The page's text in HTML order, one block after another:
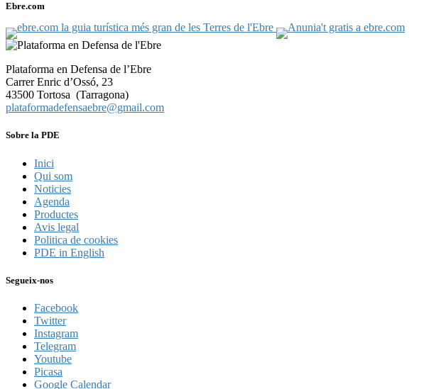
Ebre.com
Plataforma en Defensa de l’Ebre
Carrer Enric d’Ossó, 23
43500 Tortosa (Tarragona)
plataformadefensaebre@gmail.com
Sobre la PDE
Inici
Qui som
Noticies
Agenda
Productes
Avis legal
Politica de cookies
PDE in English
Segueix-nos
Facebook
Twitter
Instagram
Telegram
Youtube
Picasa
Google Calendar